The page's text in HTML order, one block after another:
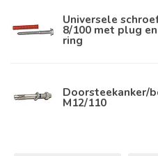
Universele
8/100 met plug
ring
Doorsteekanker/
M12/110